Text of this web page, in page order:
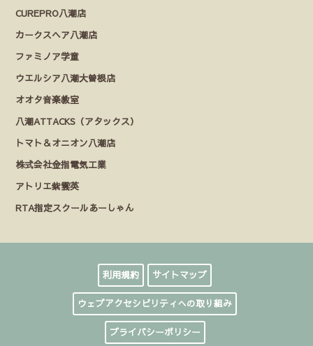
CUREPRO八潮店
カークスヘア八潮店
ファミノア学童
ウエルシア八潮大曽根店
オオタ音楽教室
八潮ATTACKS（アタックス）
トマト＆オニオン八潮店
株式会社金指電気工業
アトリエ紫雲英
RTA指定スクールあーしゃん
利用規約 サイトマップ
ウェブアクセシビリティへの取り組み
プライバシーポリシー